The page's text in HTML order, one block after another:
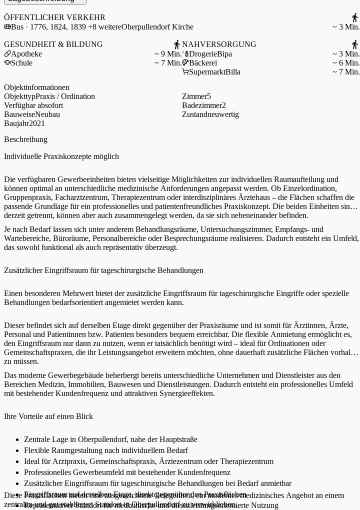
−
ÖFFENTLICHER VERKEHR
Bus · 1776, 1824, 1839 +8 weitereOberpullendorf Kirche ~ 3 Min.
GESUNDHEIT & BILDUNG
Apotheke
~ 9 Min.
Schule
~ 7 Min.
NAHVERSORGUNG
DrogerieBipa
~ 3 Min.
Bäckerei
~ 6 Min.
SupermarktBilla
~ 7 Min.
Objektinformationen
ObjekttypPraxis / Ordination Zimmer5
Verfügbar absofort Badezimmer2
BauweiseNeubau Zustandneuwertig
Baujahr2021
Beschreibung
Individuelle Praxiskonzepte möglich
Die verfügbaren Gewerbeeinheiten bieten vielseitige Möglichkeiten zur individuellen Raumaufteilung und
können optimal an unterschiedliche medizinische Anforderungen angepasst werden. Ob Einzelordination,
Gruppenpraxis, Facharztzentrum, Therapiezentrum oder interdisziplinäres Ärztehaus – die Flächen schaffen die
passende Grundlage für ein professionelles und patientenfreundliches Praxiskonzept. Die beiden Einheiten sind
derzeit getrennt, können aber auch zusammengelegt werden, da sie sich nebeneinander befinden.
Je nach Bedarf lassen sich unter anderem Behandlungsräume, Untersuchungszimmer, Empfangs- und
Wartebereiche, Büroräume, Personalbereiche oder Besprechungsräume realisieren. Dadurch entsteht ein Umfeld,
das sowohl funktional als auch repräsentativ überzeugt.
Zusätzlicher Eingriffsraum für tageschirurgische Behandlungen
Einen besonderen Mehrwert bietet der zusätzliche Eingriffsraum für tageschirurgische Eingriffe oder spezielle
Behandlungen bedarfsorientiert angemietet werden kann.
Dieser befindet sich auf derselben Etage direkt gegenüber der Praxisräume und ist somit für Ärztinnen, Ärzte,
Personal und Patientinnen bzw. Patienten besonders bequem erreichbar. Die flexible Anmietung ermöglicht es,
den Eingriffsraum nur dann zu nutzen, wenn er tatsächlich benötigt wird – ideal für Ordinationen oder
Gemeinschaftspraxen, die ihr Leistungsangebot erweitern möchten, ohne dauerhaft zusätzliche Flächen vorhalten
zu müssen.
Das moderne Gewerbegebäude beherbergt bereits unterschiedliche Unternehmen und Dienstleister aus den
Bereichen Medizin, Immobilien, Bauwesen und Dienstleistungen. Dadurch entsteht ein professionelles Umfeld
mit bestehender Kundenfrequenz und attraktiven Synergieeffekten.
Ihre Vorteile auf einen Blick
Zentrale Lage in Oberpullendorf, nahe der Hauptstraße
Flexible Raumgestaltung nach individuellem Bedarf
Ideal für Arztpraxis, Gemeinschaftspraxis, Ärztezentrum oder Therapiezentrum
Professionelles Gewerbeumfeld mit bestehender Kundenfrequenz
Zusätzlicher Eingriffsraum für tageschirurgische Behandlungen bei Bedarf anmietbar
Eingriffsraum auf derselben Etage, direkt gegenüber den Praxisflächen
Repräsentativer Standort für medizinische und dienstleistungsorientierte Nutzung
Diese Praxisflächen bieten eine ausgezeichnete Gelegenheit, ein modernes medizinisches Angebot an einem
zentralen und gut etablierten Standort in Oberpullendorf zu verwirklichen.